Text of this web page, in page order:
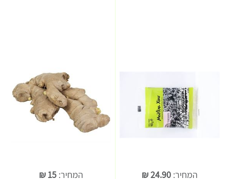
המחיר:24.90
₪ המחיר:15
₪